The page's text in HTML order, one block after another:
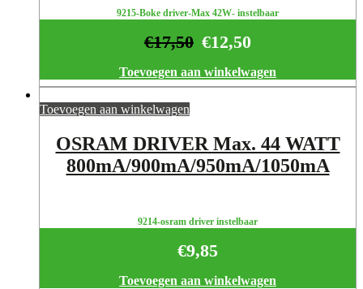
9215-Boke driver-Max 42W- instelbaar
€12,50
€17,50
Toevoegen aan winkelwagen
Toevoegen aan winkelwagen
OSRAM DRIVER Max. 44 WATT
800mA/900mA/950mA/1050mA
9214-osram driver instelbaar
€9,85
Toevoegen aan winkelwagen